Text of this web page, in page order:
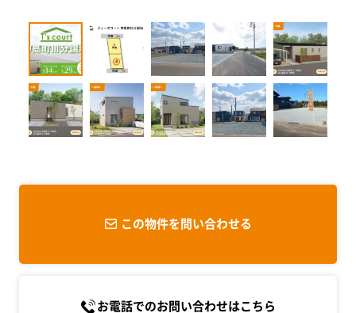
この物件を問い合わせる
お電話でのお問い合わせはこちら